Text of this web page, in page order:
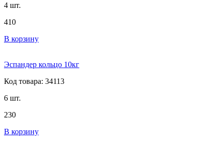
4 шт.
410
В корзину
Эспандер кольцо 10кг
Код товара: 34113
6 шт.
230
В корзину